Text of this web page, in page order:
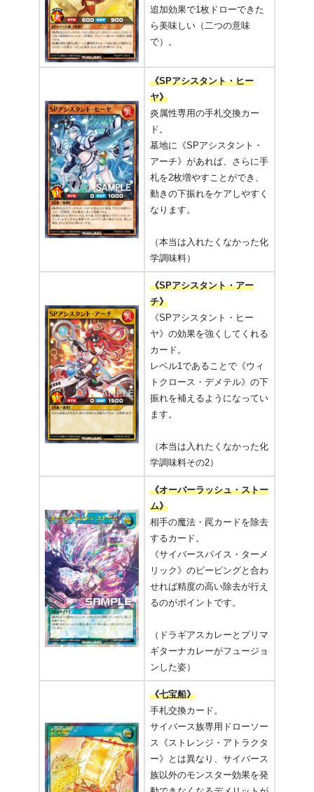
追加効果で1枚ドローできた
ら美味しい（二つの意味
で）。
《SPアシスタント・ヒー
ヤ》
炎属性専用の手札交換カー
ド。
墓地に《SPアシスタント・
アーチ》があれば、さらに手
札を2枚増やすことができ、
動きの下振れをケアしやすく
なります。
（本当は入れたくなかった化
学調味料）
《SPアシスタント・アー
チ》
《SPアシスタント・ヒー
ヤ》の効果を強くしてくれる
カード。
レベル1であることで《ウィ
トクロース・デメテル》の下
振れを補えるようになってい
ます。
（本当は入れたくなかった化
学調味料その2）
《オーバーラッシュ・ストー
ム》
相手の魔法・罠カードを除去
するカード。
《サイバースパイス・ターメ
リック》のピーピングと合わ
せれば精度の高い除去が行え
るのがポイントです。
（ドラギアスカレーとプリマ
ギターナカレーがフュージョ
ンした姿）
《七宝船》
手札交換カード。
サイバース族専用ドローソー
ス《ストレンジ・アトラクタ
ー》とは異なり、サイバース
族以外のモンスター効果を発